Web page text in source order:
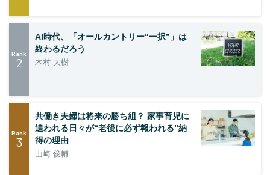
Rank
2
AI時代、「オールカントリー“一択”」は
終わるだろう
木村 大樹
Rank
3
共働き夫婦は将来の勝ち組？ 家事育児に
追われる日々が“老後に必ず報われる”納
得の理由
山崎 俊輔